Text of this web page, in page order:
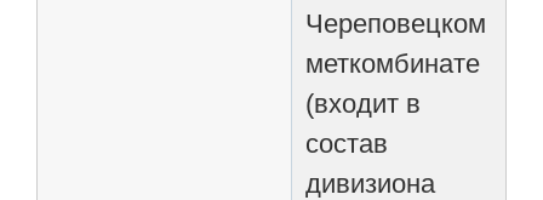
Череповецком
меткомбинате
(входит в
состав
дивизиона